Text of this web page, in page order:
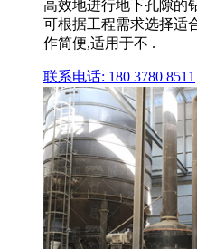
高效地进行地下孔隙的
可根据工程需求选择适
作简便,适用于不 .
联系电话: 180 3780 8511